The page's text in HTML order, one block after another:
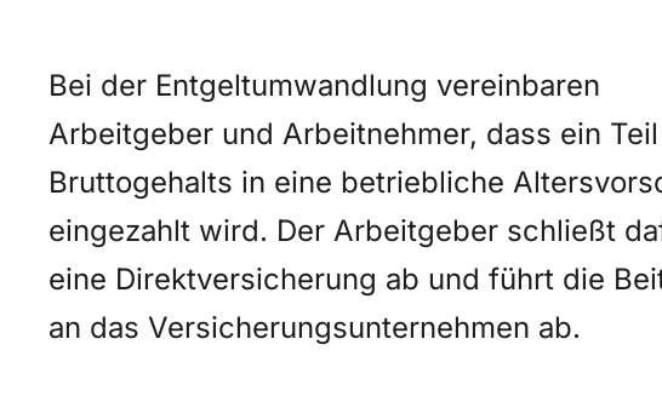
Bei der Entgeltumwandlung vereinbaren
Arbeitgeber und Arbeitnehmer, dass ein
Bruttogehalts in eine betriebliche
eingezahlt wird. Der Arbeitgeber schließt
eine Direktversicherung ab und führt die
an das Versicherungsunternehmen ab.